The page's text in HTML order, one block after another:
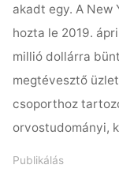
akadt egy. A New
hozta le 2019.
millió dollárra
megtévesztő
csoporthoz
orvostudományi,
Publikálás